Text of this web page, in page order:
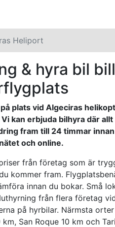
Heliport
& hyra bil
plats vid Algeciras
kan erbjuda bilhyra där
fram till 24 timmar
och online.
från företag som är
kommer fram.
innan du bokar. Små
från flera företag
på hyrbilar. Närmsta
San Roque 10 km och